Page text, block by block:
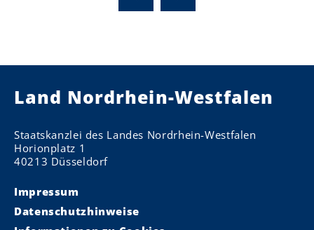
Land Nordrhein-Westfalen
Staatskanzlei des Landes Nordrhein-Westfalen
Horionplatz 1
40213 Düsseldorf
Impressum
Datenschutzhinweise